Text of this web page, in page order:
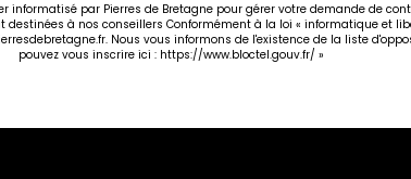
par Pierres de Bretagne pour gérer votre demande de
à nos conseillers Conformément à la loi « informatique et
Nous vous informons de l'existence de la liste
pouvez vous inscrire ici : https://www.bloctel.gouv.fr/ »